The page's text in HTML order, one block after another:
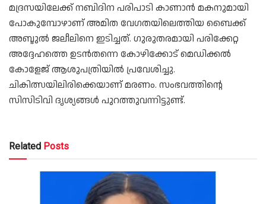
മദ്രസയിലേക്ക് നബിദിന പരിപാടി കാണാന്‍ മകനുമായി
പോകുമ്പോഴാണ് അമിത വേഗതയിലെത്തിയ ബൈക്ക്
അബ്ദുല്‍ ജലീലിനെ ഇടിച്ചത്. ഗുരുതരമായി പരിക്കേറ്റ
അദ്ദേഹത്തെ ഉടന്‍തന്നെ കോഴിക്കോട് മെഡിക്കല്‍
കോളേജ് ആശുപത്രിയില്‍ പ്രവേശിച്ചു.
ചികിത്സയിലിരിക്കെയാണ് മരണം. സംഭവത്തിന്റെ
സിസിടിവി ദൃശ്യങ്ങള്‍ പുറത്തുവന്നിട്ടുണ്ട്.
Related Posts